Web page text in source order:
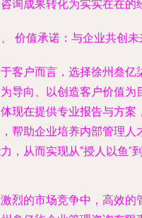
询成果转化为实实在在的
价值承诺：与企业共创未
客户而言，选择徐州叁亿
导向、以创造客户价值为
现在提供专业报告与方案
帮助企业培养内部管理人
，从而实现从“授人以鱼”
烈的市场竞争中，高效的